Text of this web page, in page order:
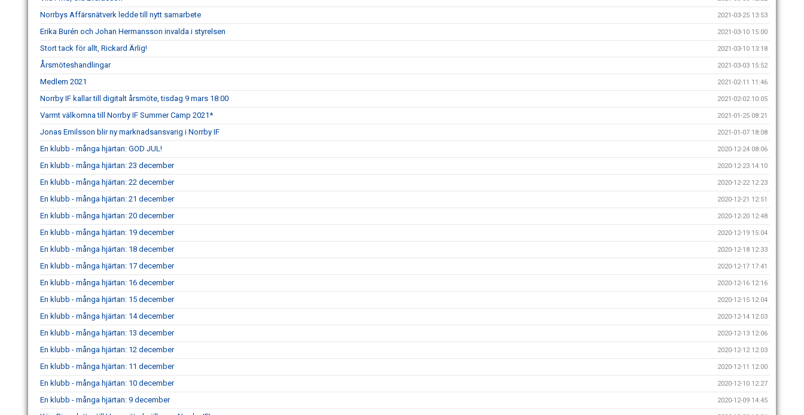
Norrbys Affärsnätverk ledde till nytt samarbete 2021-03-25 13:53
Erika Burén och Johan Hermansson invalda i styrelsen 2021-03-10 15:00
Stort tack för allt, Rickard Ärlig! 2021-03-10 13:18
Årsmöteshandlingar 2021-03-03 15:52
Medlem 2021 2021-02-11 11:46
Norrby IF kallar till digitalt årsmöte, tisdag 9 mars 18:00 2021-02-02 10:05
Varmt välkomna till Norrby IF Summer Camp 2021* 2021-01-25 08:21
Jonas Emilsson blir ny marknadsansvarig i Norrby IF 2021-01-07 18:08
En klubb - många hjärtan: GOD JUL! 2020-12-24 08:06
En klubb - många hjärtan: 23 december 2020-12-23 14:10
En klubb - många hjärtan: 22 december 2020-12-22 12:23
En klubb - många hjärtan: 21 december 2020-12-21 12:51
En klubb - många hjärtan: 20 december 2020-12-20 12:48
En klubb - många hjärtan: 19 december 2020-12-19 15:04
En klubb - många hjärtan: 18 december 2020-12-18 12:33
En klubb - många hjärtan: 17 december 2020-12-17 17:41
En klubb - många hjärtan: 16 december 2020-12-16 12:16
En klubb - många hjärtan: 15 december 2020-12-15 12:04
En klubb - många hjärtan: 14 december 2020-12-14 12:03
En klubb - många hjärtan: 13 december 2020-12-13 12:06
En klubb - många hjärtan: 12 december 2020-12-12 12:03
En klubb - många hjärtan: 11 december 2020-12-11 12:00
En klubb - många hjärtan: 10 december 2020-12-10 12:27
En klubb - många hjärtan: 9 december 2020-12-09 14:45